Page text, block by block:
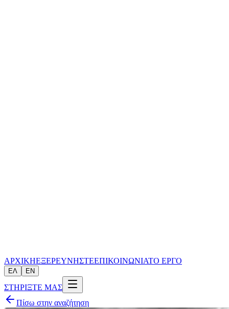
ΑΡΧΙΚΗΕΞΕΡΕΥΝΗΣΤΕΕΠΙΚΟΙΝΩΝΙΑΤΟ ΕΡΓΟ
ΕΛ EN
ΣΤΗΡΙΞΤΕ ΜΑΣ
Πίσω στην αναζήτηση